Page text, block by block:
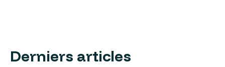
Derniers articles